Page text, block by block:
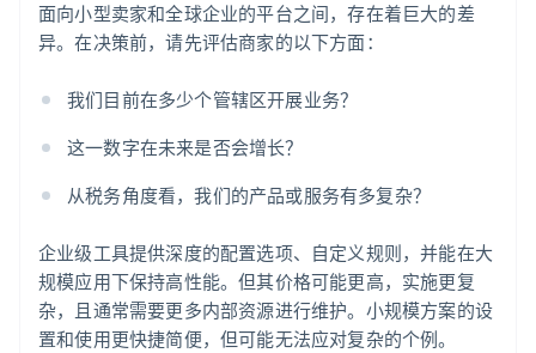
面向小型卖家和全球企业的平台之间，存在着巨大的差
异。在决策前，请先评估商家的以下方面：
我们目前在多少个管辖区开展业务？
这一数字在未来是否会增长？
从税务角度看，我们的产品或服务有多复杂？
企业级工具提供深度的配置选项、自定义规则，并能在大
规模应用下保持高性能。但其价格可能更高，实施更复
杂，且通常需要更多内部资源进行维护。小规模方案的设
置和使用更快捷简便，但可能无法应对复杂的个例。